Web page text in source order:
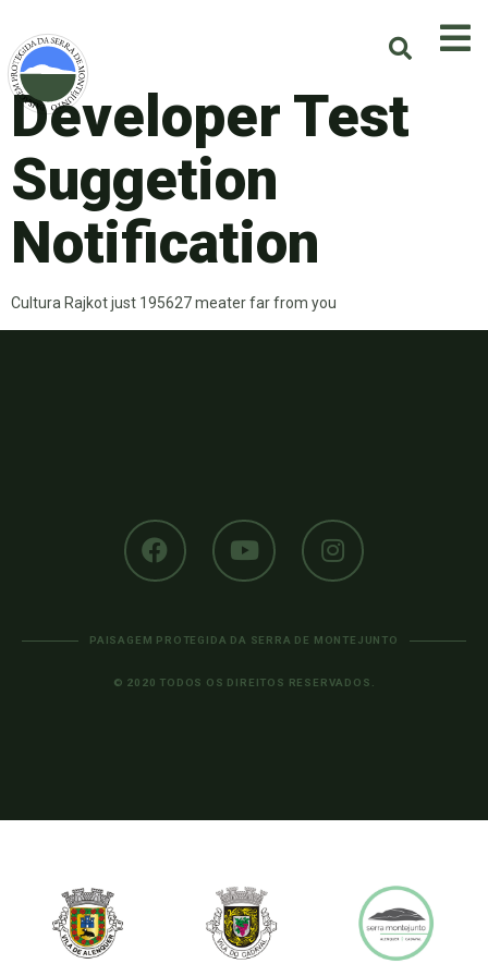
Developer Test
Suggetion
Notification
Cultura Rajkot just 195627 meater far from you
PAISAGEM PROTEGIDA DA SERRA DE MONTEJUNTO
© 2020 TODOS OS DIREITOS RESERVADOS.